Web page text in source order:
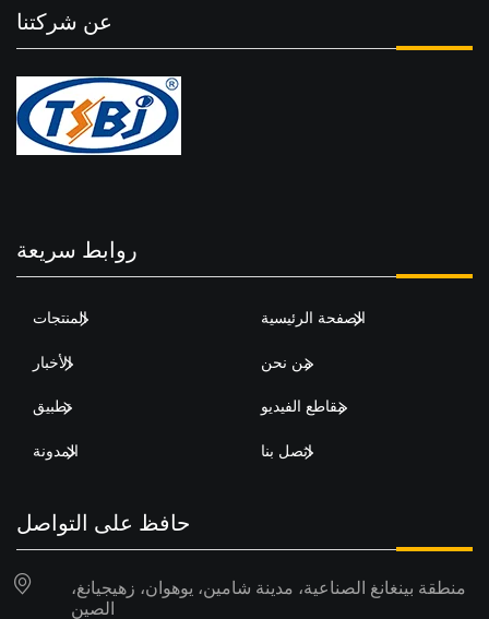
عن شركتنا
روابط سريعة
الصفحة الرئيسية المنتجات
من نحن الأخبار
مقاطع الفيديو تطبيق
اتصل بنا المدونة
حافظ على التواصل
منطقة بينغانغ الصناعية، مدينة شامين، يوهوان، زهيجيانغ،
الصين